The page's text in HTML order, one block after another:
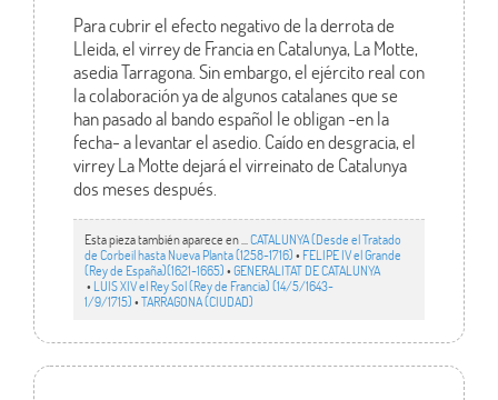
Para cubrir el efecto negativo de la derrota de
Lleida, el virrey de Francia en Catalunya, La Motte,
asedia Tarragona. Sin embargo, el ejército real con
la colaboración ya de algunos catalanes que se
han pasado al bando español le obligan -en la
fecha- a levantar el asedio. Caído en desgracia, el
virrey La Motte dejará el virreinato de Catalunya
dos meses después.
Esta pieza también aparece en ... CATALUNYA (Desde el Tratado
de Corbeil hasta Nueva Planta (1258-1716)• FELIPE IV el Grande
(Rey de España)(1621-1665)•GENERALITAT DE CATALUNYA
• LUIS XIV el Rey Sol (Rey de Francia) (14/5/1643-
1/9/1715)•TARRAGONA (CIUDAD)